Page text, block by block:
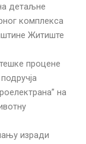
детаљне
комплекса
Житиште
процене
на
изради